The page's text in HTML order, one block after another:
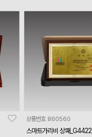
상품번호 860560
스마트가리비 상패_G4422